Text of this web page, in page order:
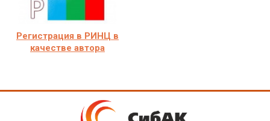
Регистрация в РИНЦ в
качестве автора